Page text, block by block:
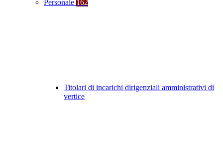
Personale 162
Titolari di incarichi dirigenziali amministrativi di
vertice